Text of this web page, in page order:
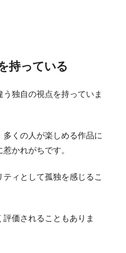
持っている
独自の視点を持っていま
くの人が楽しめる作品に
かれがちです。
ィとして孤独を感じるこ
価されることもありま